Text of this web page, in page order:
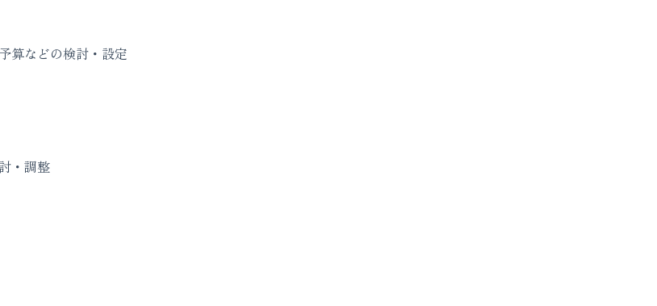
算などの検討・設定
・調整